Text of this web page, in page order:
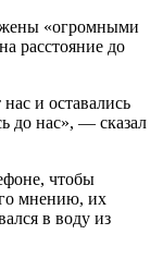
«огромными
расстояние до
и оставались
до нас», — сказал
чтобы
мнению, их
в воду из